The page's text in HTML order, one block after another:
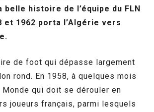
belle histoire de l’équipe du FLN
et 1962 porta l’Algérie vers
de foot qui dépasse largement
rond. En 1958, à quelques mois
Monde qui doit se dérouler en
joueurs français, parmi lesquels